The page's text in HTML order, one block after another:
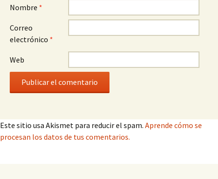
Nombre *
Correo
electrónico *
Web
Este sitio usa Akismet para reducir el spam. Aprende cómo se
procesan los datos de tus comentarios.